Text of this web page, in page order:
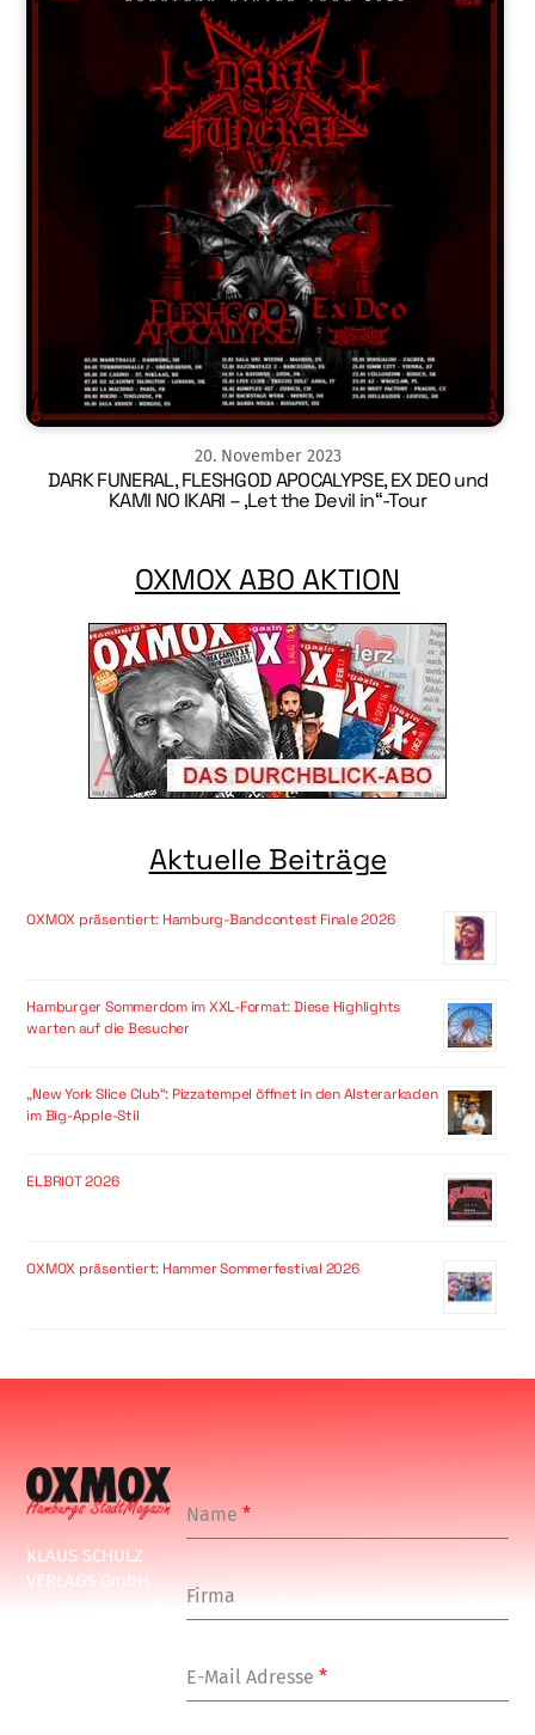
20. November 2023
DARK FUNERAL, FLESHGOD APOCALYPSE, EX DEO und
KAMI NO IKARI – ‚Let the Devil in“-Tour
OXMOX ABO AKTION
Aktuelle Beiträge
OXMOX präsentiert: Hamburg-Bandcontest Finale 2026
Hamburger Sommerdom im XXL-Format: Diese Highlights
warten auf die Besucher
„New York Slice Club“: Pizzatempel öffnet in den Alsterarkaden
im Big-Apple-Stil
ELBRIOT 2026
OXMOX präsentiert: Hammer Sommerfestival 2026
KLAUS SCHULZ
VERLAGS GmbH
Name*
Firma
E-Mail Adresse*